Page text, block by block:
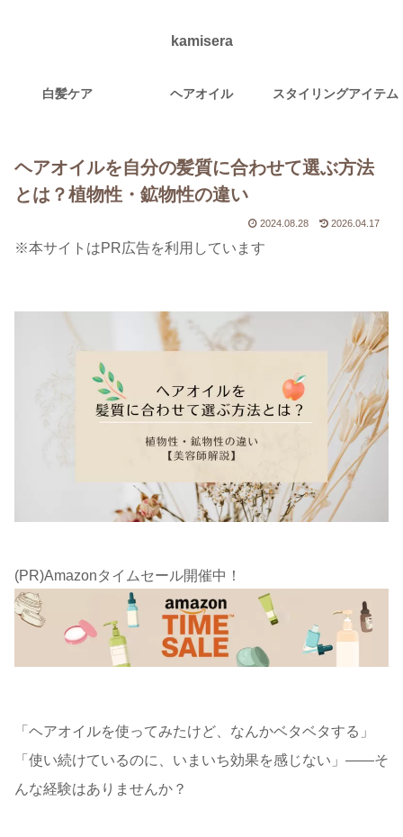
kamisera
白髪ケア ヘアオイル スタイリングアイテム
ヘアオイルを自分の髪質に合わせて選ぶ方法
とは？植物性・鉱物性の違い
2024.08.28 2026.04.17
※本サイトはPR広告を利用しています
(PR)Amazonタイムセール開催中！
「ヘアオイルを使ってみたけど、なんかベタベタする」
「使い続けているのに、いまいち効果を感じない」――そ
んな経験はありませんか？